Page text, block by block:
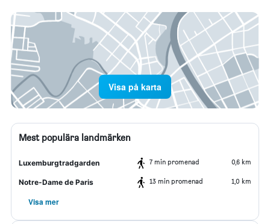
Visa på karta
Mest populära landmärken
Luxemburgtradgarden 7 min promenad 0,6 km
Notre-Dame de Paris 13 min promenad 1,0 km
Visa mer